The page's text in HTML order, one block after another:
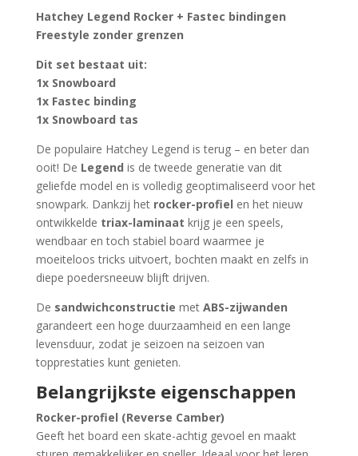
Hatchey Legend Rocker + Fastec bindingen
Freestyle zonder grenzen
Dit set bestaat uit:
1x Snowboard
1x Fastec binding
1x Snowboard tas
De populaire Hatchey Legend is terug – en beter dan
ooit! De Legend is de tweede generatie van dit
geliefde model en is volledig geoptimaliseerd voor het
snowpark. Dankzij het rocker-profiel en het nieuw
ontwikkelde triax-laminaat krijg je een speels,
wendbaar en toch stabiel board waarmee je
moeiteloos tricks uitvoert, bochten maakt en zelfs in
diepe poedersneeuw blijft drijven.
De sandwichconstructie met ABS-zijwanden
garandeert een hoge duurzaamheid en een lange
levensduur, zodat je seizoen na seizoen van
topprestaties kunt genieten.
Belangrijkste eigenschappen
Rocker-profiel (Reverse Camber)
Geeft het board een skate-achtig gevoel en maakt